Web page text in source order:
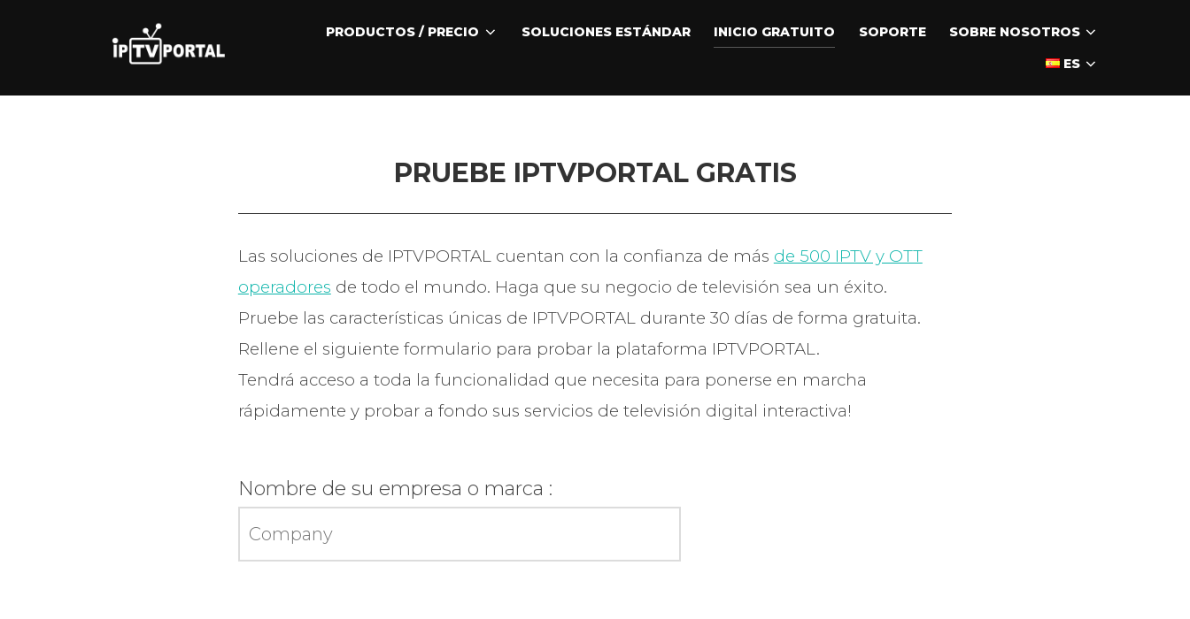
PRODUCTOS / PRECIO SOLUCIONES ESTÁNDAR INICIO GRATUITO SOPORTE
SOBRE NOSOTROS
ES
PRUEBE IPTVPORTAL GRATIS
Las soluciones de IPTVPORTAL cuentan con la confianza de más de 500 IPTV y OTT
operadores de todo el mundo. Haga que su negocio de televisión sea un éxito.
Pruebe las características únicas de IPTVPORTAL durante 30 días de forma gratuita.
Rellene el siguiente formulario para probar la plataforma IPTVPORTAL.
Tendrá acceso a toda la funcionalidad que necesita para ponerse en marcha
rápidamente y probar a fondo sus servicios de televisión digital interactiva!
Nombre de su empresa o marca :